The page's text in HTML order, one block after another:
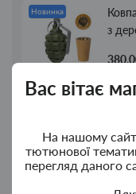
Вас вітає
На нашому
тютюнової
перегляд даного
Новинка
з